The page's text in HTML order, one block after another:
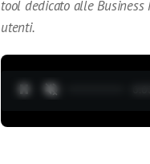
tool dedicato alle
utenti.